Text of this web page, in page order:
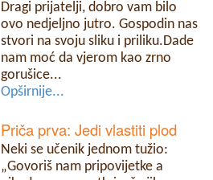
Dragi prijatelji, dobro vam bilo
ovo nedjeljno jutro. Gospodin nas
stvori na svoju sliku i priliku.Dade
nam moć da vjerom kao zrno
gorušice...
Opširnije...
Priča prva: Jedi vlastiti plod
Neki se učenik jednom tužio:
„Govoriš nam pripovijetke a